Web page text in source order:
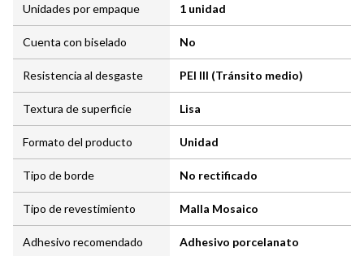
Unidades por empaque 1 unidad
Cuenta con biselado No
Resistencia al desgaste PEI III (Tránsito medio)
Textura de superficie Lisa
Formato del producto Unidad
Tipo de borde No rectificado
Tipo de revestimiento Malla Mosaico
Adhesivo recomendado Adhesivo porcelanato